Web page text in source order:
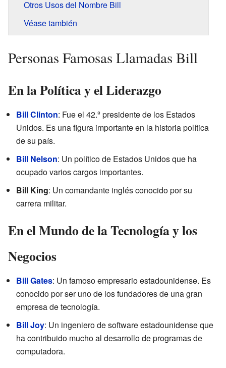
Otros Usos del Nombre Bill
Véase también
Personas Famosas Llamadas Bill
En la Política y el Liderazgo
Bill Clinton: Fue el 42.º presidente de los Estados
Unidos. Es una figura importante en la historia política
de su país.
Bill Nelson: Un político de Estados Unidos que ha
ocupado varios cargos importantes.
Bill King: Un comandante inglés conocido por su
carrera militar.
En el Mundo de la Tecnología y los
Negocios
Bill Gates: Un famoso empresario estadounidense. Es
conocido por ser uno de los fundadores de una gran
empresa de tecnología.
Bill Joy: Un ingeniero de software estadounidense que
ha contribuido mucho al desarrollo de programas de
computadora.